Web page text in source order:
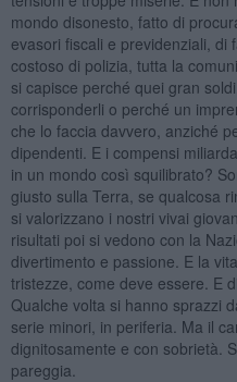
mondo disonesto, fatto di
evasori fiscali e previdenziali, di
costoso di polizia, tutta la
si capisce perché quei gran
corrisponderli o perché un
che lo faccia davvero, anziché
dipendenti. E i compensi
in un mondo così squilibrato?
giusto sulla Terra, se qualcosa
si valorizzano i nostri vivai
risultati poi si vedono con la
divertimento e passione. E la
tristezze, come deve essere. E
Qualche volta si hanno sprazzi
serie minori, in periferia. Ma il
dignitosamente e con sobrietà.
pareggia.